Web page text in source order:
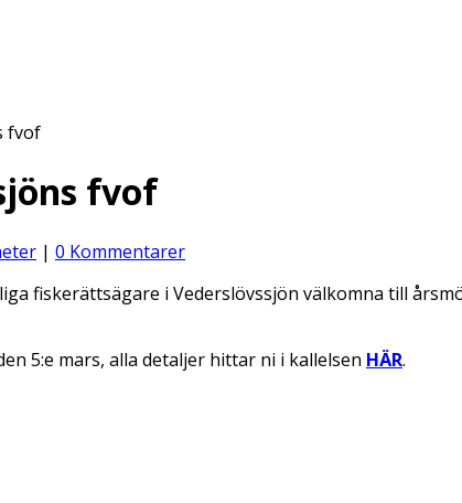
fvof
fvof
| 0 Kommentarer
fiskerättsägare i Vederslövssjön välkomna till
5:e mars, alla detaljer hittar ni i kallelsen HÄR.